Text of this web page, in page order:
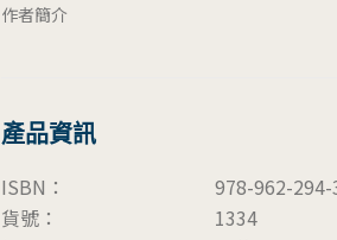
作者簡介
產品資訊
ISBN：
978-962-
貨號：
1334